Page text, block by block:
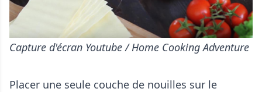
Capture d'écran Youtube / Home Cooking Adventure
Placer une seule couche de nouilles sur le